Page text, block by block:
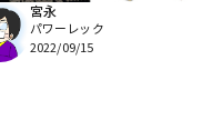
ヴィンテージ
宮永
パワーレック
2022/09/15